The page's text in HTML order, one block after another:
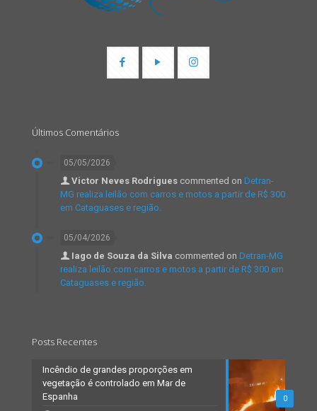
Últimos Comentários
05/05/2026
Victor Neves Rodrigues commented on Detran-
MG realiza leilão com carros e motos a partir de R$ 300
em Cataguases e região.
05/04/2026
Iago de Souza da Silva commented on Detran-MG
realiza leilão com carros e motos a partir de R$ 300 em
Cataguases e região.
Posts Recentes
0
Incêndio de grandes proporções em
vegetação é controlado em Mar de
Espanha